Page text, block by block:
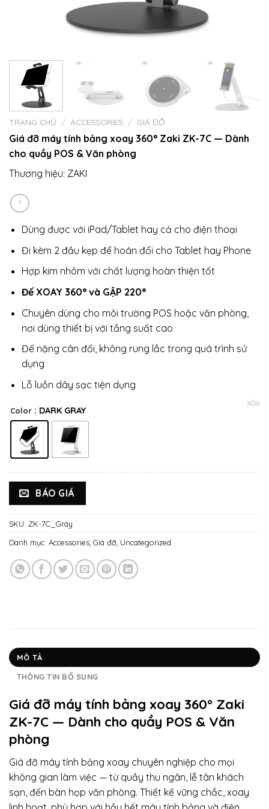
TRANG CHỦ / ACCESSORIES / GIÁ ĐỠ
Giá đỡ máy tính bảng xoay 360° Zaki ZK-7C — Dành
cho quầy POS & Văn phòng
Thương hiệu: ZAKI
Dùng được với iPad/Tablet hay cả cho điện thoại
Đi kèm 2 đầu kẹp để hoán đổi cho Tablet hay Phone
Hợp kim nhôm với chất lượng hoàn thiện tốt
Đế XOAY 360° và GẬP 220°
Chuyên dùng cho môi trường POS hoặc văn phòng,
nơi dùng thiết bị với tầng suất cao
Đế nặng cân đối, không rung lắc trong quá trình sử
dụng
Lỗ luồn dây sạc tiện dụng
Color : DARK GRAY
XÓA
BÁO GIÁ
SKU: ZK-7C_Gray
Danh mục: Accessories Giá đỡ Uncategorized
MÔ TẢ
THÔNG TIN BỔ SUNG
Giá đỡ máy tính bảng xoay 360° Zaki
ZK-7C — Dành cho quầy POS & Văn
phòng
Giá đỡ máy tính bảng xoay chuyên nghiệp cho mọi
không gian làm việc — từ quầy thu ngân, lễ tân khách
sạn, đến bàn họp văn phòng. Thiết kế vững chắc, xoay